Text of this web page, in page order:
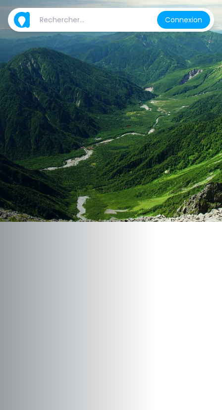
Connexion